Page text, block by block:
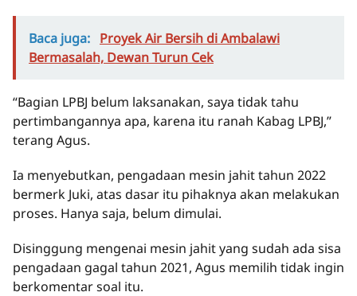
Baca juga: Proyek Air Bersih di Ambalawi
Bermasalah, Dewan Turun Cek
“Bagian LPBJ belum laksanakan, saya tidak tahu
pertimbangannya apa, karena itu ranah Kabag LPBJ,”
terang Agus.
Ia menyebutkan, pengadaan mesin jahit tahun 2022
bermerk Juki, atas dasar itu pihaknya akan melakukan
proses. Hanya saja, belum dimulai.
Disinggung mengenai mesin jahit yang sudah ada sisa
pengadaan gagal tahun 2021, Agus memilih tidak ingin
berkomentar soal itu.